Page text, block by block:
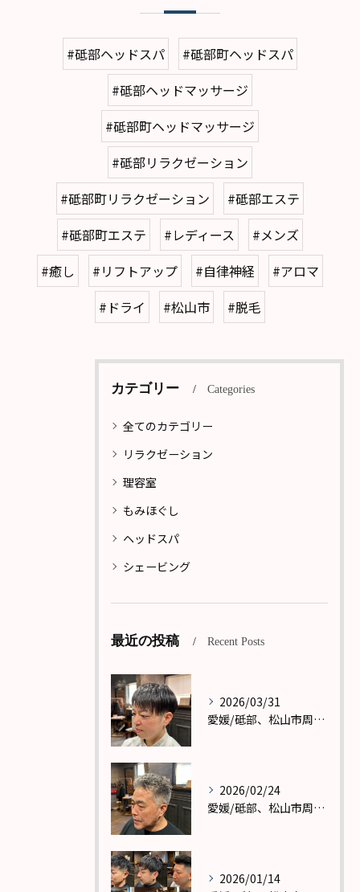
#砥部ヘッドスパ
#砥部町ヘッドスパ
#砥部ヘッドマッサージ
#砥部町ヘッドマッサージ
#砥部リラクゼーション
#砥部町リラクゼーション
#砥部エステ
#砥部町エステ
#レディース
#メンズ
#癒し
#リフトアップ #自律神経
#アロマ
#ドライ
#松山市 #脱毛
カテゴリー Categories
全てのカテゴリー
リラクゼーション
理容室
もみほぐし
ヘッドスパ
シェービング
最近の投稿 Recent Posts
2026/03/31
愛媛/砥部、松山市周辺で理容室(バーバー)メンズカットならReward(リワード)へ！
2026/02/24
愛媛/砥部、松山市周辺で理容室(バーバー)メンズカットならReward(リワード)へ！
2026/01/14